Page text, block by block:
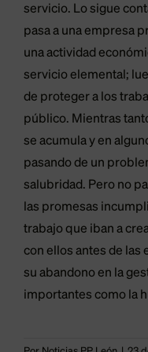
servicio. Lo sigue
pasa a una empresa
una actividad
servicio elemental;
de proteger a los
público. Mientras
se acumula y en
pasando de un
salubridad. Pero no
las promesas
trabajo que iban a
con ellos antes de las
su abandono en la
importantes como la